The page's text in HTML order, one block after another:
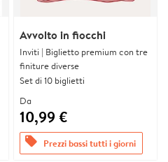
Avvolto in fiocchi
Inviti | Biglietto premium con tre
finiture diverse
Set di 10 biglietti
Da
10,99 €
offers Prezzi bassi tutti i giorni